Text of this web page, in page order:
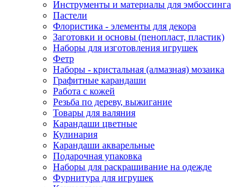
Инструменты и материалы для эмбоссинга
Пастели
Флористика - элементы для декора
Заготовки и основы (пенопласт, пластик)
Наборы для изготовления игрушек
Фетр
Наборы - кристальная (алмазная) мозаика
Графитные карандаши
Работа с кожей
Резьба по дереву, выжигание
Товары для валяния
Карандаши цветные
Кулинария
Карандаши акварельные
Подарочная упаковка
Наборы для раскрашивание на одежде
Фурнитура для игрушек